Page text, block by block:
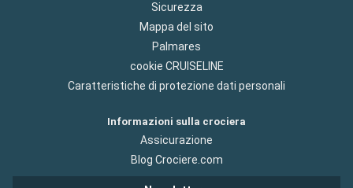
Sicurezza
Mappa del sito
Palmares
cookie CRUISELINE
Caratteristiche di protezione dati personali
Informazioni sulla crociera
Assicurazione
Blog Crociere.com